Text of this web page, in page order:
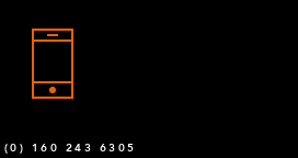
(0) 160 243 6305